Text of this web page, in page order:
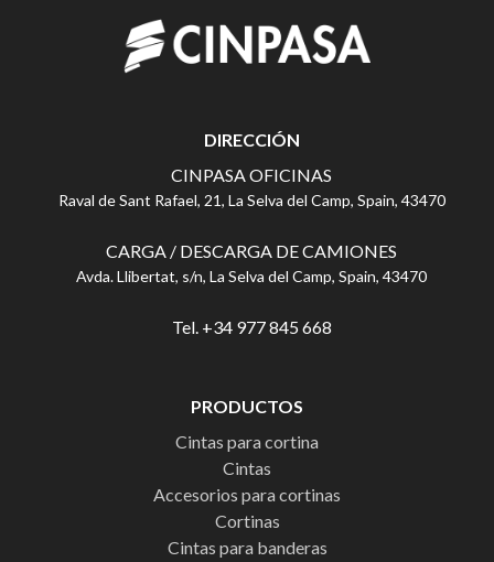
DIRECCIÓN
CINPASA OFICINAS
Raval de Sant Rafael, 21, La Selva del Camp, Spain, 43470
CARGA / DESCARGA DE CAMIONES
Avda. Llibertat, s/n, La Selva del Camp, Spain, 43470
Tel. +34 977 845 668
PRODUCTOS
Cintas para cortina
Cintas
Accesorios para cortinas
Cortinas
Cintas para banderas